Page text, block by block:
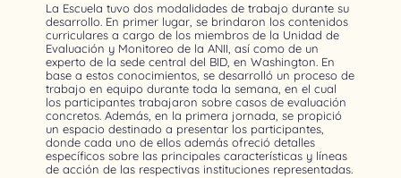
La Escuela tuvo dos modalidades de trabajo durante su
desarrollo. En primer lugar, se brindaron los contenidos
curriculares a cargo de los miembros de la Unidad de
Evaluación y Monitoreo de la ANII, así como de un
experto de la sede central del BID, en Washington. En
base a estos conocimientos, se desarrolló un proceso de
trabajo en equipo durante toda la semana, en el cual
los participantes trabajaron sobre casos de evaluación
concretos. Además, en la primera jornada, se propició
un espacio destinado a presentar los participantes,
donde cada uno de ellos además ofreció detalles
específicos sobre las principales características y líneas
de acción de las respectivas instituciones representadas.